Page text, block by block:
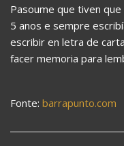
Pasoume que tiven
5 anos e sempre
escribir en letra de
facer memoria para
Fonte: barrapunto.com